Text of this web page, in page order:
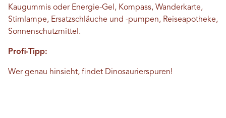
Kaugummis oder Energie-Gel, Kompass, Wanderkarte,
Stirnlampe, Ersatzschläuche und -pumpen, Reiseapotheke,
Sonnenschutzmittel.
Profi-Tipp:
Wer genau hinsieht, findet Dinosaurierspuren!